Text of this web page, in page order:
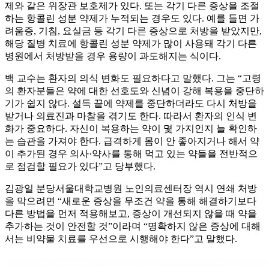
제와 같은 위장관 보호제가 있다. 또는 각기 다른 증상을 조절
하는 항콜린 성분 약제가 누적되는 경우도 있다. 예를 들면 가
려움증, 기침, 요실금 등 각기 다른 증상으로 처방을 받았지만,
해당 질병 치료에 항콜린 성분 약제가 많이 사용돼 각기 다른
병원에서 처방받을 경우 용량이 과도해지는 식이다.
백 교수는 환자의 의식 변화도 필요하다고 말했다. 그는 “고령
의 환자분들은 약에 대한 선호도와 신념이 강해 복용을 중단하
기가 쉽지 않다. 설득 끝에 약제를 중단하더라도 다시 처방을
받거나 의료진과 마찰을 겪기도 한다. 따라서 환자의 인식 변
화가 중요하다. 자신이 복용하는 약이 몇 가지인지 늘 확인하
는 습관을 가져야 한다. 급격하게 몸이 안 좋아지거나 해서 약
이 추가된 경우 의사·약사를 통해 먹고 있는 약들을 전반적으
로 점검할 필요가 있다”고 당부했다.
김광일 분당서울대학교병원 노인의료센터장 역시 연쇄 처방
을 막으려면 “새로운 증상을 무조건 약을 통해 해결하기보다
다른 방법을 먼저 적용해보고, 증상이 개선되지 않을 때 약을
추가하는 것이 안전할 것”이라며 “명확하지 않은 증상에 대해
서는 비약물 치료를 우선으로 시행해야 한다”고 말했다.